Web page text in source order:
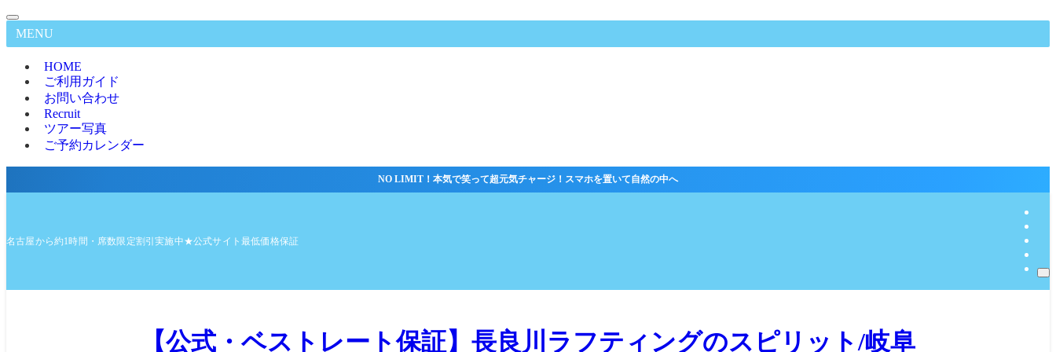
MENU
HOME
ご利用ガイド
お問い合わせ
Recruit
ツアー写真
ご予約カレンダー
NO LIMIT！本気で笑って超元気チャージ！スマホを置いて自然の中へ
名古屋から約1時間・席数限定割引実施中★公式サイト最低価格保証
【公式・ベストレート保証】長良川ラフティングのスピリット/岐阜